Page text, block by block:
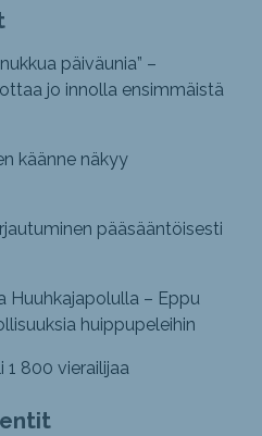
päiväunia” –
jo innolla ensimmäistä
käänne näkyy
pääsääntöisesti
Huuhkajapolulla – Eppu
huippupeleihin
1 800 vierailijaa